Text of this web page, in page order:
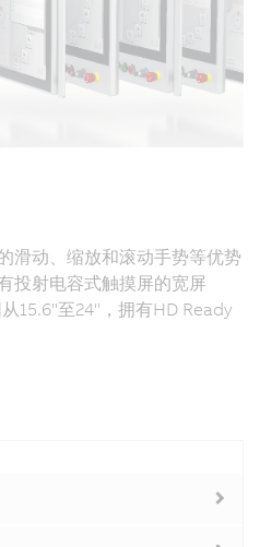
滑动、缩放和滚动手势等优势
投射电容式触摸屏的宽屏
15.6"至24"，拥有HD Ready